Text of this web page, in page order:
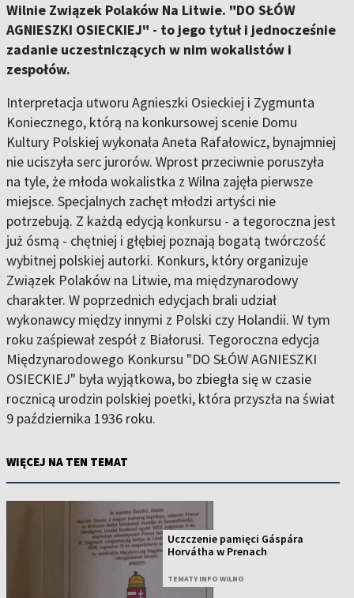
Wilnie Związek Polaków Na Litwie. "DO SŁÓW
AGNIESZKI OSIECKIEJ" - to jego tytuł i jednocześnie
zadanie uczestniczących w nim wokalistów i
zespołów.
Interpretacja utworu Agnieszki Osieckiej i Zygmunta
Koniecznego, którą na konkursowej scenie Domu
Kultury Polskiej wykonała Aneta Rafałowicz, bynajmniej
nie uciszyła serc jurorów. Wprost przeciwnie poruszyła
na tyle, że młoda wokalistka z Wilna zajęła pierwsze
miejsce. Specjalnych zachęt młodzi artyści nie
potrzebują. Z każdą edycją konkursu - a tegoroczna jest
już ósmą - chętniej i głębiej poznają bogatą twórczość
wybitnej polskiej autorki. Konkurs, który organizuje
Związek Polaków na Litwie, ma międzynarodowy
charakter. W poprzednich edycjach brali udział
wykonawcy między innymi z Polski czy Holandii. W tym
roku zaśpiewał zespół z Białorusi. Tegoroczna edycja
Międzynarodowego Konkursu "DO SŁÓW AGNIESZKI
OSIECKIEJ" była wyjątkowa, bo zbiegła się w czasie
rocznicą urodzin polskiej poetki, która przyszła na świat
9 października 1936 roku.
WIĘCEJ NA TEN TEMAT
Uczczenie pamięci Gáspára
Horvátha w Prenach
TEMATY INFO WILNO